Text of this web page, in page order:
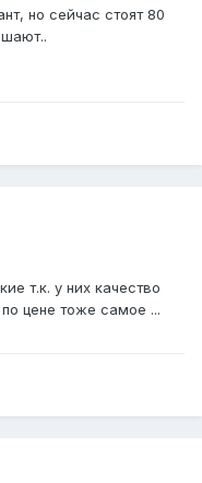
но сейчас стоят 80
т.к. у них качество
цене тоже самое ...